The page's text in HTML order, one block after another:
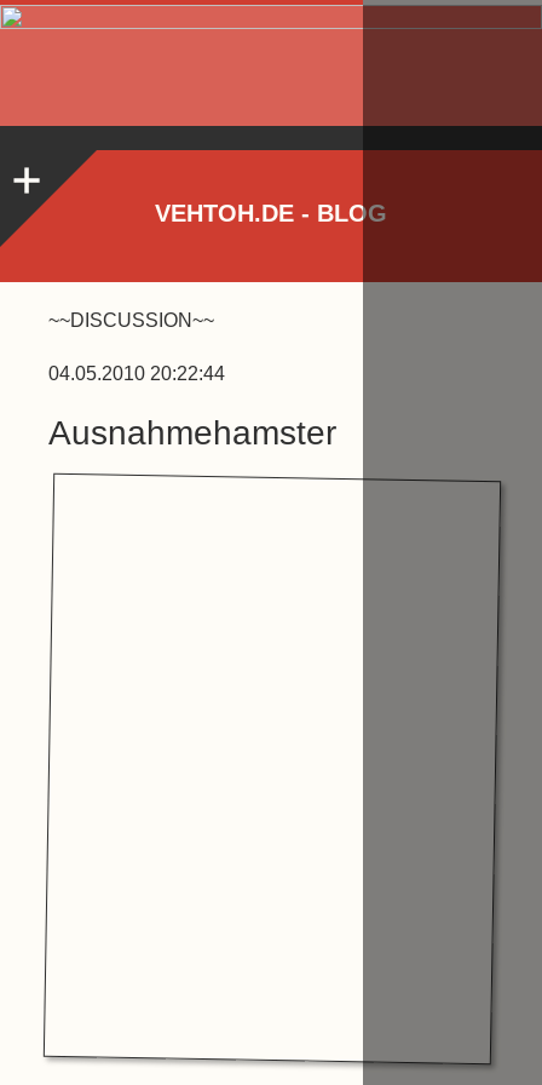
VEHTOH.DE - BLOG
~~DISCUSSION~~
04.05.2010 20:22:44
Ausnahmehamster